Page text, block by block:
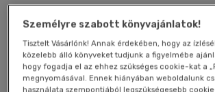
A 80/20 elv
Koch, Richard
Személyre szabott könyvajánlatok!
Tisztelt Vásárlónk! Annak érdekében, hogy az
közelebb álló könyveket tudjunk a figyelmébe
hogy fogadja el az ehhez szükséges cookie-kat a
megnyomásával. Ennek hiányában weboldalunk
használata szempontjából legszükségesebb